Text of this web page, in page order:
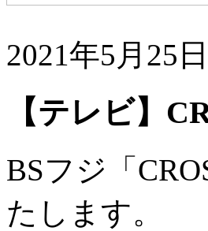
2021年5月25日
【テレビ】
BSフジ「
たします。